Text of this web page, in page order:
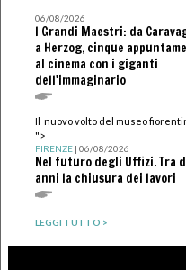
06/08/2026
I Grandi Maestri: da
a Herzog, cinque
al cinema con i giganti
dell'immaginario
Il nuovo volto del museo
">
FIRENZE| 06/08/2026
Nel futuro degli Uffizi. Tra
anni la chiusura dei lavori
LEGGI TUTTO >